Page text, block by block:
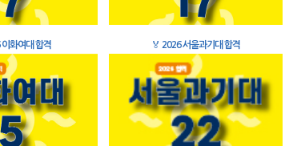
화여대 합격 🏅 2026 서울과기대 합격